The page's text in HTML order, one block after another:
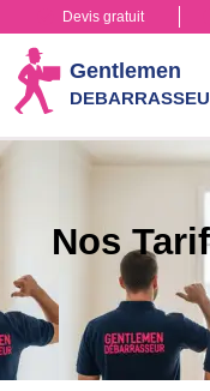
Devis gratuit
Nos